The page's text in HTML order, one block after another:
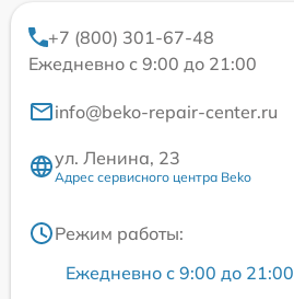
+7 (800) 301-67-48
Ежедневно с 9:00 до 21:00
info@beko-repair-center.ru
ул. Ленина, 23
Адрес сервисного центра Beko
Режим работы:
Ежедневно с 9:00 до 21:00